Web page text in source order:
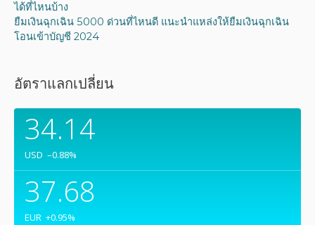
ได้ที่ไหนบ้าง
ยืมเงินฉุกเฉิน 5000 ด่วนที่ไหนดี แนะนำแหล่งให้ยืมเงินฉุกเฉิน
โอนเข้าบัญชี 2024
อัตราแลกเปลี่ยน
34.14
USD –0.88%
37.68
EUR +0.95%